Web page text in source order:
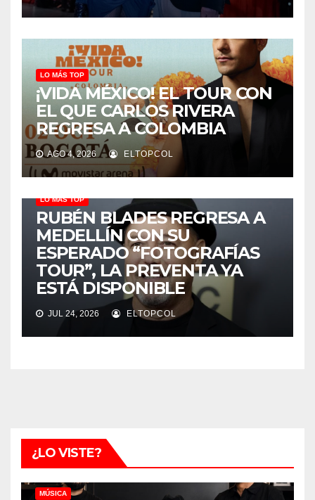
LO MÁS TOP
¡VIDA MÉXICO! EL TOUR CON
EL QUE CARLOS RIVERA
REGRESA A COLOMBIA
AGO 4, 2026 ELTOPCOL
LO MÁS TOP
RUBÉN BLADES REGRESA A
MEDELLÍN CON SU
ESPERADO “FOTOGRAFÍAS
TOUR”, LA PREVENTA YA
ESTÁ DISPONIBLE
JUL 24, 2026 ELTOPCOL
¿LO VISTE?
MÚSICA